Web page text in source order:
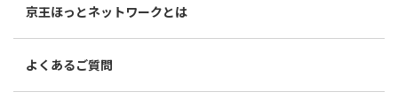
京王ほっとネットワークとは
よくあるご質問